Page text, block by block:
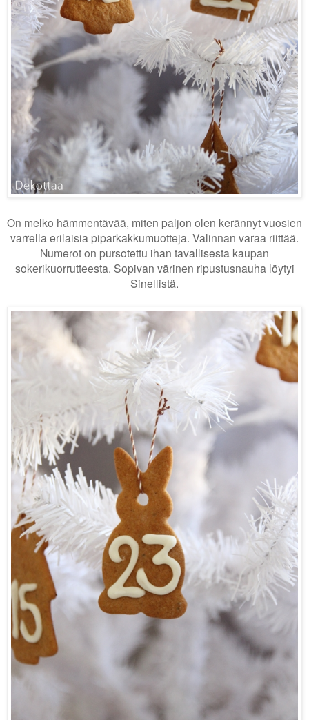
On melko hämmentävää, miten paljon olen kerännyt vuosien
varrella erilaisia piparkakkumuotteja. Valinnan varaa riittää.
Numerot on pursotettu ihan tavallisesta kaupan
sokerikuorrutteesta. Sopivan värinen ripustusnauha löytyi
Sinellistä.